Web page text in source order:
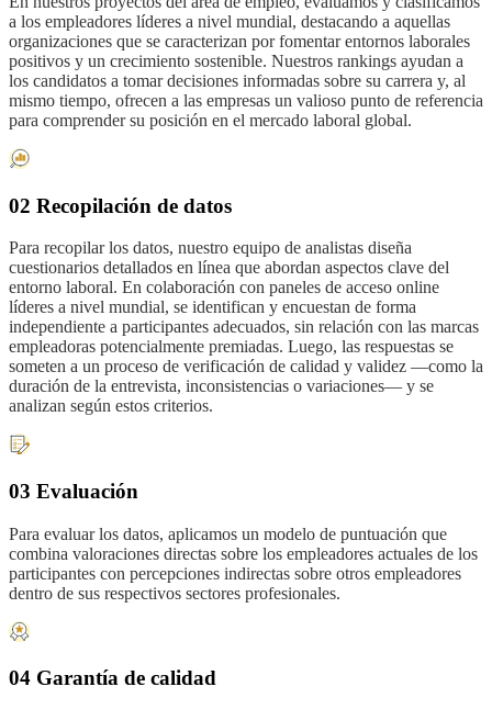
a los empleadores líderes a nivel mundial, destacando a aquellas
organizaciones que se caracterizan por fomentar entornos laborales
positivos y un crecimiento sostenible. Nuestros rankings ayudan a
los candidatos a tomar decisiones informadas sobre su carrera y, al
mismo tiempo, ofrecen a las empresas un valioso punto de referencia
para comprender su posición en el mercado laboral global.
02 Recopilación de datos
Para recopilar los datos, nuestro equipo de analistas diseña
cuestionarios detallados en línea que abordan aspectos clave del
entorno laboral. En colaboración con paneles de acceso online
líderes a nivel mundial, se identifican y encuestan de forma
independiente a participantes adecuados, sin relación con las marcas
empleadoras potencialmente premiadas. Luego, las respuestas se
someten a un proceso de verificación de calidad y validez —como la
duración de la entrevista, inconsistencias o variaciones— y se
analizan según estos criterios.
03 Evaluación
Para evaluar los datos, aplicamos un modelo de puntuación que
combina valoraciones directas sobre los empleadores actuales de los
participantes con percepciones indirectas sobre otros empleadores
dentro de sus respectivos sectores profesionales.
04 Garantía de calidad